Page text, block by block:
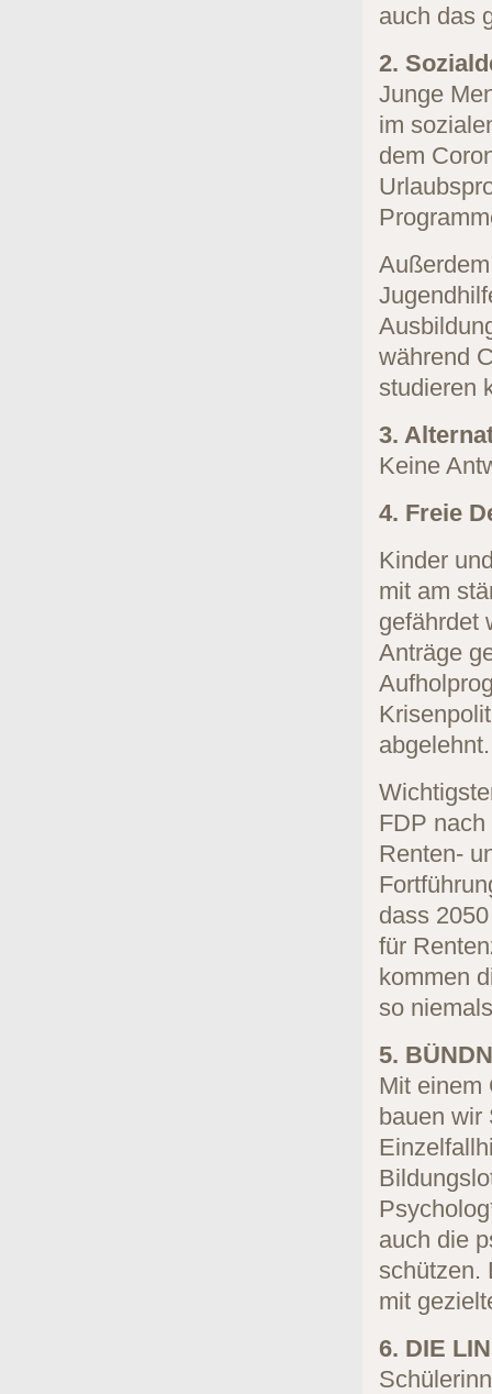
auch das
2.
Junge
im
dem
während
studieren
3.
Keine
4. Freie
Kinder
mit am
gefährdet
Anträge
abgelehnt.
FDP
Renten-
dass
für
kommen
so
5.
Mit einem
bauen wir
auch die
schützen.
mit
6. DIE